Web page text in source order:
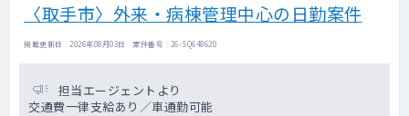
〈取手市〉外来・病棟管理中心の日勤案件
掲載更新日 : 2026年08月03日 案件番号 : 26-SQ648620
担当エージェントより
交通費一律支給あり／車通勤可能